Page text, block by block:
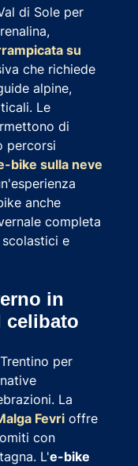
di Sole per
su
che richiede
alpine,
Le
di
percorsi
bike sulla neve
anche
completa
e
in
celibato
per
La
Fevri offre
con
L'e-bike